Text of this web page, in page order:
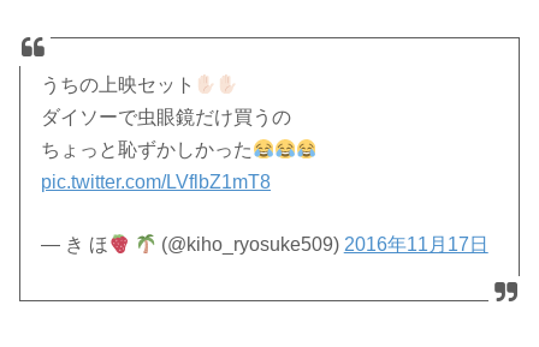
うちの上映セット
ダイソーで虫眼鏡だけ買うの
ちょっと恥ずかしかった
pic.twitter.com/LVflbZ1mT8
— き ほ (@kiho_ryosuke509) 2016年11月17日